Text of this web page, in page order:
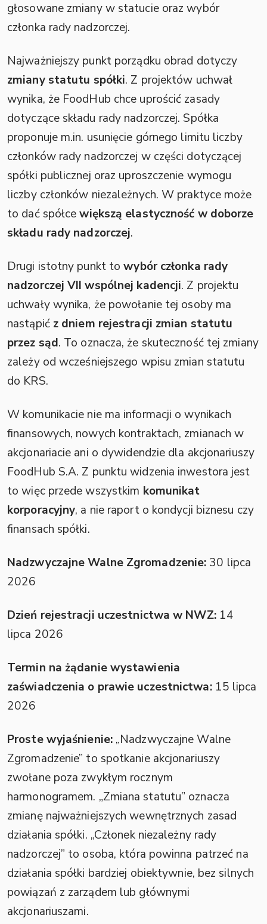
głosowane zmiany w statucie oraz wybór
członka rady nadzorczej.
Najważniejszy punkt porządku obrad dotyczy
zmiany statutu spółki. Z projektów uchwał
wynika, że FoodHub chce uprościć zasady
dotyczące składu rady nadzorczej. Spółka
proponuje m.in. usunięcie górnego limitu liczby
członków rady nadzorczej w części dotyczącej
spółki publicznej oraz uproszczenie wymogu
liczby członków niezależnych. W praktyce może
to dać spółcewiększą elastyczność w doborze
składu rady nadzorczej.
Drugi istotny punkt towybór członka rady
nadzorczej VII wspólnej kadencji. Z projektu
uchwały wynika, że powołanie tej osoby ma
nastąpić z dniem rejestracji zmian statutu
przez sąd. To oznacza, że skuteczność tej zmiany
zależy od wcześniejszego wpisu zmian statutu
do KRS.
W komunikacie nie ma informacji o wynikach
finansowych, nowych kontraktach, zmianach w
akcjonariacie ani o dywidendzie dla akcjonariuszy
FoodHub S.A. Z punktu widzenia inwestora jest
to więc przede wszystkim komunikat
korporacyjny, a nie raport o kondycji biznesu czy
finansach spółki.
Nadzwyczajne Walne Zgromadzenie: 30 lipca
2026
Dzień rejestracji uczestnictwa w NWZ:14
lipca 2026
Termin na żądanie wystawienia
zaświadczenia o prawie uczestnictwa:15 lipca
2026
Proste wyjaśnienie:„Nadzwyczajne Walne
Zgromadzenie” to spotkanie akcjonariuszy
zwołane poza zwykłym rocznym
harmonogramem. „Zmiana statutu” oznacza
zmianę najważniejszych wewnętrznych zasad
działania spółki. „Członek niezależny rady
nadzorczej” to osoba, która powinna patrzeć na
działania spółki bardziej obiektywnie, bez silnych
powiązań z zarządem lub głównymi
akcjonariuszami.